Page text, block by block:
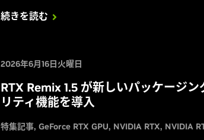
続きを読む
2026年6月16日火曜日
RTX Remix 1.5 が新しいパッケージ
リティ機能を導入
特集記事 GeForce RTX GPU NVIDIA RTX NVIDIA